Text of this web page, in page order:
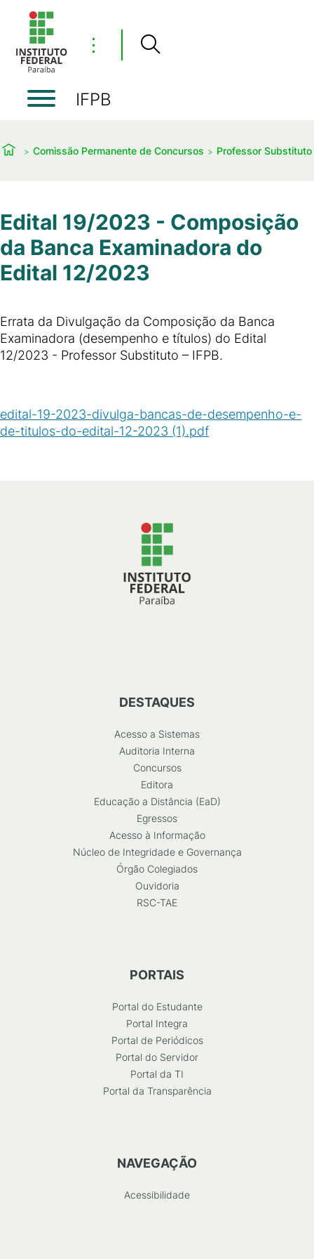
⋮
IFPB
Comissão Permanente de Concursos Professor Substituto
Edital 19/2023 - Composição
da Banca Examinadora do
Edital 12/2023
Errata da Divulgação da Composição da Banca
Examinadora (desempenho e títulos) do Edital
12/2023 - Professor Substituto – IFPB.
edital-19-2023-divulga-bancas-de-desempenho-e-
de-titulos-do-edital-12-2023 (1).pdf
DESTAQUES
Acesso a Sistemas
Auditoria Interna
Concursos
Editora
Educação a Distância (EaD)
Egressos
Acesso à Informação
Núcleo de Integridade e Governança
Órgão Colegiados
Ouvidoria
RSC-TAE
PORTAIS
Portal do Estudante
Portal Integra
Portal de Periódicos
Portal do Servidor
Portal da TI
Portal da Transparência
NAVEGAÇÃO
Acessibilidade